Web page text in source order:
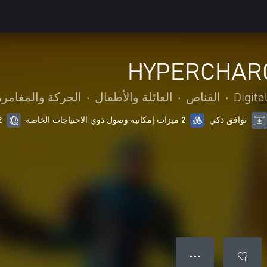
• القناص • العائلة والأطفال • الحركة
توافق ذكي 2 ميزات إمكانية وصول ذوي الاحتياجات الخاصة 12
● ● ●